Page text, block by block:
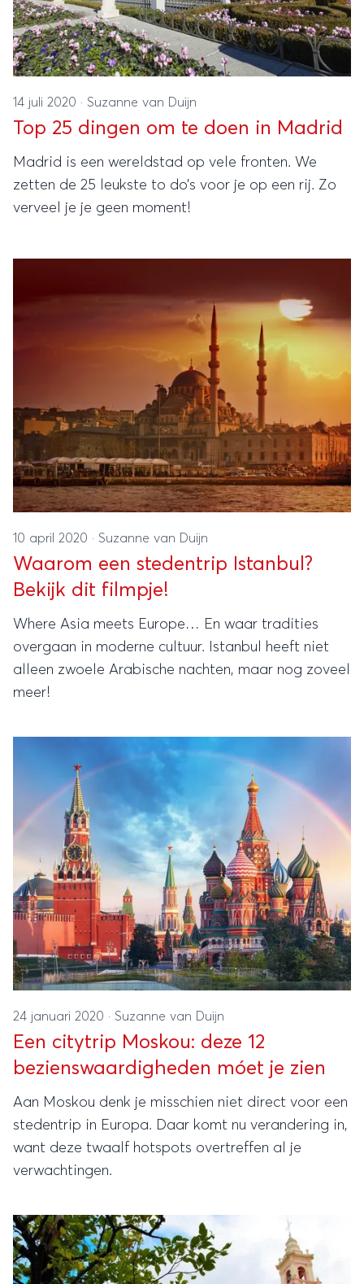
14 juli 2020 · Suzanne van Duijn
Top 25 dingen om te doen in Madrid
Madrid is een wereldstad op vele fronten. We
zetten de 25 leukste to do’s voor je op een rij. Zo
verveel je je geen moment!
10 april 2020 · Suzanne van Duijn
Waarom een stedentrip Istanbul?
Bekijk dit filmpje!
Where Asia meets Europe… En waar tradities
overgaan in moderne cultuur. Istanbul heeft niet
alleen zwoele Arabische nachten, maar nog zoveel
meer!
24 januari 2020 · Suzanne van Duijn
Een citytrip Moskou: deze 12
bezienswaardigheden móet je zien
Aan Moskou denk je misschien niet direct voor een
stedentrip in Europa. Daar komt nu verandering in,
want deze twaalf hotspots overtreffen al je
verwachtingen.